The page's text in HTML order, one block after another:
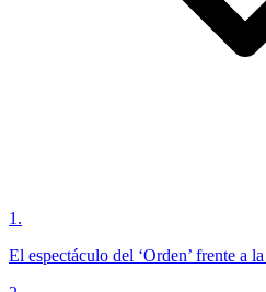
1 .
El espectáculo del ‘Orden’ frente a